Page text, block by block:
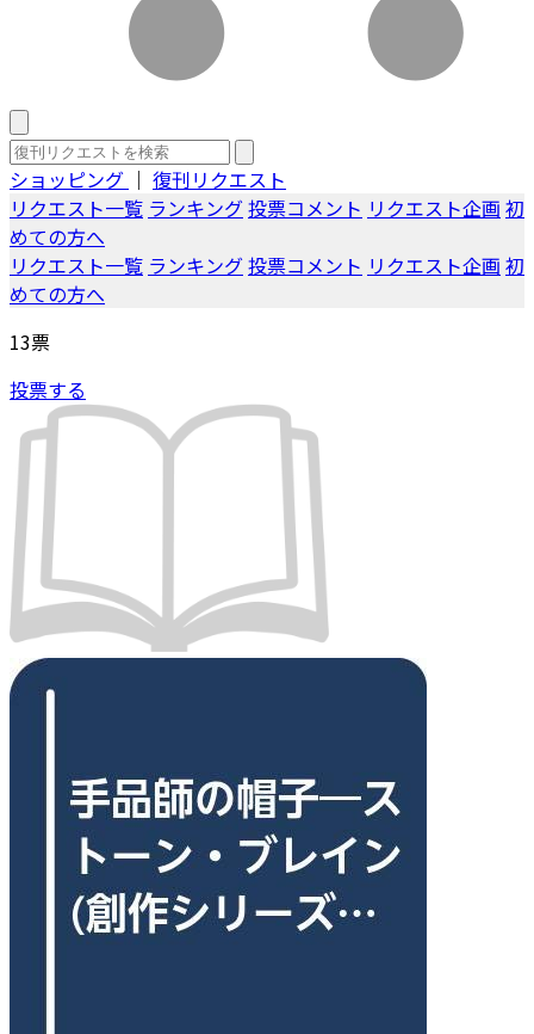
ショッピング ｜ 復刊リクエスト
リクエスト一覧 ランキング投票コメント リクエスト企画 初
めての方へ
リクエスト一覧 ランキング投票コメント リクエスト企画 初
めての方へ
13票
投票する